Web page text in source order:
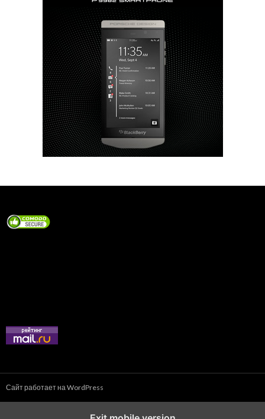
Сайт работает на WordPress